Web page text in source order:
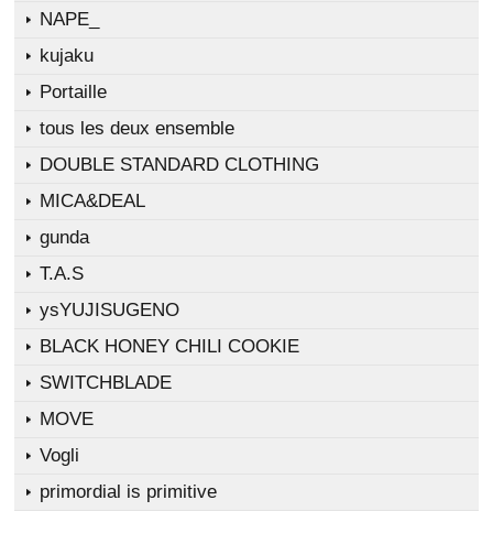
NAPE_
kujaku
Portaille
tous les deux ensemble
DOUBLE STANDARD CLOTHING
MICA&DEAL
gunda
T.A.S
ysYUJISUGENO
BLACK HONEY CHILI COOKIE
SWITCHBLADE
MOVE
Vogli
primordial is primitive